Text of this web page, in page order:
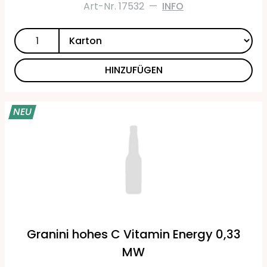
Art-Nr. 17532 — INFO
HINZUFÜGEN
NEU
Granini hohes C Vitamin Energy 0,33
MW